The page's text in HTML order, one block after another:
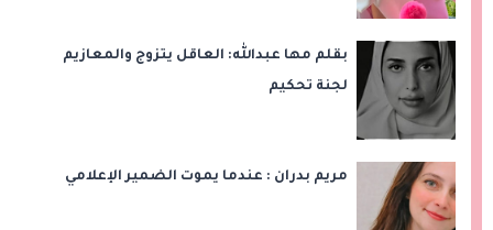
بقلم مها عبدالله: العاقل يتزوج والمعازيم
لجنة تحكيم
مريم بدران : عندما يموت الضمير الإعلامي